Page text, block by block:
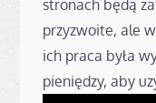
stronach będą
przyzwoite, ale
ich praca była
pieniędzy, aby